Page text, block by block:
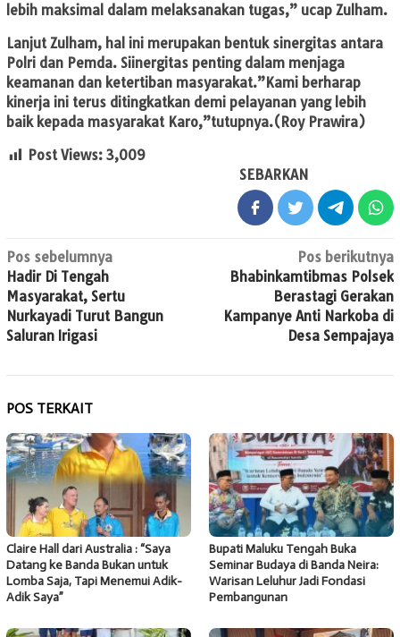
lebih maksimal dalam melaksanakan tugas,” ucap Zulham.
Lanjut Zulham, hal ini merupakan bentuk sinergitas antara
Polri dan Pemda. Siinergitas penting dalam menjaga
keamanan dan ketertiban masyarakat.”Kami berharap
kinerja ini terus ditingkatkan demi pelayanan yang lebih
baik kepada masyarakat Karo,”tutupnya.(Roy Prawira)
Post Views: 3,009
SEBARKAN
Navigasi
pos
Pos sebelumnya
Hadir Di Tengah
Masyarakat, Sertu
Nurkayadi Turut Bangun
Saluran Irigasi
Pos berikutnya
Bhabinkamtibmas Polsek
Berastagi Gerakan
Kampanye Anti Narkoba di
Desa Sempajaya
POS TERKAIT
Claire Hall dari Australia : “Saya
Datang ke Banda Bukan untuk
Lomba Saja, Tapi Menemui Adik-
Adik Saya”
Bupati Maluku Tengah Buka
Seminar Budaya di Banda Neira:
Warisan Leluhur Jadi Fondasi
Pembangunan